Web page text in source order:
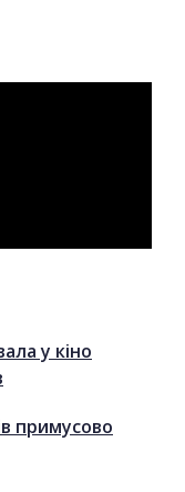
у кіно
примусово